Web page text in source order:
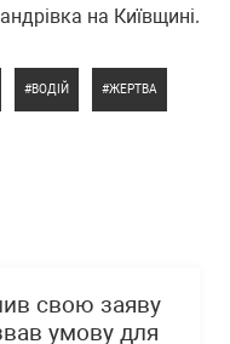
на Київщині.
ВОДІЙ ЖЕРТВА
свою заяву
умову для